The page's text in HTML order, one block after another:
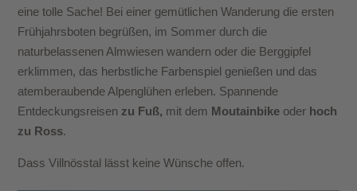
eine tolle Sache! Bei einer gemütlichen Wanderung die ersten
Frühjahrsboten begrüßen, im Sommer durch die
naturbelassenen Almwiesen wandern oder die Berggipfel
erklimmen, das herbstliche Farbenspiel genießen und das
atemberaubende Alpenglühen erleben. Spannende
Entdeckungsreisen zu Fuß, mit dem Moutainbike oder hoch
zu Ross.
Dass Villnösstal lässt keine Wünsche offen.